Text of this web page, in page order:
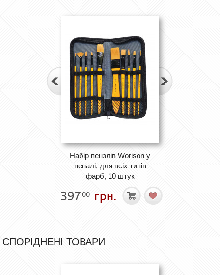
Набір пензлів Worison у
пеналі, для всіх типів
фарб, 10 штук
39700 грн.
СПОРІДНЕНІ ТОВАРИ